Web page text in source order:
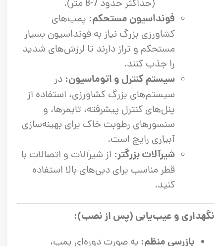
(حداکثر حدود 7-8 متر).
فونداسیون مستحکم: پمپ‌های
کشاورزی بزرگ نیاز به فونداسیون بسیار
مستحکم و تراز دارند تا لرزش‌های شدید
را جذب کنند.
سیستم کنترل و اتوماسیون: در
سیستم‌های بزرگ کشاورزی، استفاده از
پنل‌های کنترل پیشرفته، تایمرها، و
سنسورهای رطوبت خاک برای بهینه‌سازی
آبیاری رایج است.
شیرآلات بزرگتر: از شیرآلات و اتصالات با
قطر مناسب برای دبی‌های بالا استفاده
کنید.
نگهداری و عیب‌یابی (پس از نصب):
بازرسی منظم: به صورت دوره‌ای پمپ،